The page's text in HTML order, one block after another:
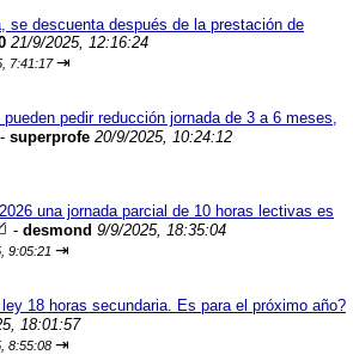
se descuenta después de la prestación de
21/9/2025, 12:16:24
7:41:17 ⇥
pedir reducción jornada de 3 a 6 meses,
- superprofe 20/9/2025, 10:24:12
una jornada parcial de 10 horas lectivas es
- desmond 9/9/2025, 18:35:04
9:05:21 ⇥
18 horas secundaria. Es para el próximo año?
18:01:57
8:55:08 ⇥